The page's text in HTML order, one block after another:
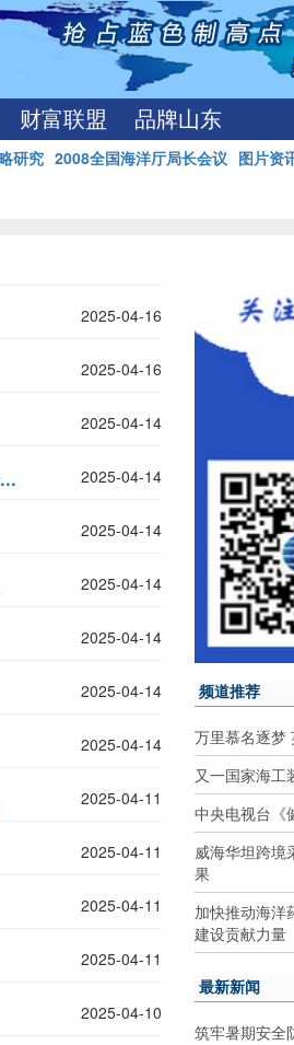
财富联盟 品牌山东
研究 2008全国海洋厅局长会议 图片资
2025-04-16
2025-04-16
2025-04-14
2025-04-14
2025-04-14
2025-04-14
2025-04-14
2025-04-14
2025-04-14
2025-04-11
2025-04-11
2025-04-11
2025-04-11
2025-04-10
频道推荐
万里慕名逐梦
又一国家海工
中央电视台《
威海华坦跨境
果
加快推动海洋
建设贡献力量
最新新闻
筑牢暑期安全